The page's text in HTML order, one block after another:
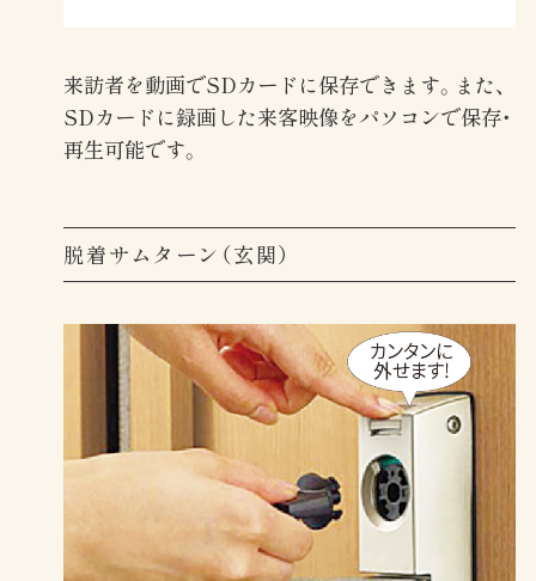
来訪者を動画でSDカードに保存できます。また、
SDカードに録画した来客映像をパソコンで保存・
再生可能です。
脱着サムターン（玄関）